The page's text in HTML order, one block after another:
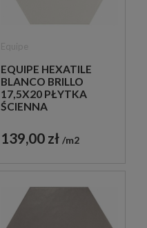
EQUIPE HEXATILE
BLANCO BRILLO
17,5X20 PŁYTKA
ŚCIENNA
139,00 zł m2